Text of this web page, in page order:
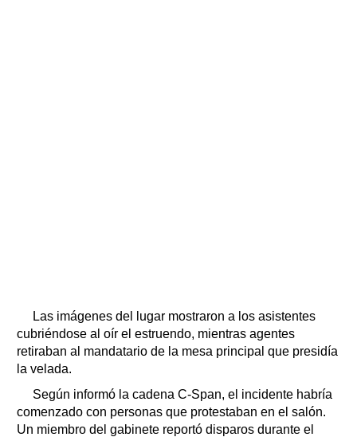
Las imágenes del lugar mostraron a los asistentes
cubriéndose al oír el estruendo, mientras agentes
retiraban al mandatario de la mesa principal que presidía
la velada.
Según informó la cadena C-Span, el incidente habría
comenzado con personas que protestaban en el salón.
Un miembro del gabinete reportó disparos durante el